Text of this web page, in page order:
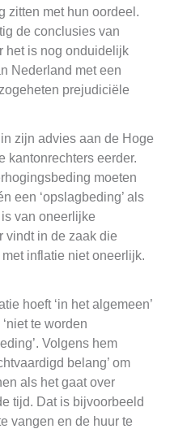
zitten met hun oordeel.
de conclusies van
het is nog onduidelijk
Nederland met een
prejudiciële
zijn advies aan de Hoge
kantonrechters eerder.
moeten
een ‘opslagbeding’ als
van oneerlijke
vindt in de zaak die
inflatie niet oneerlijk.
hoeft ‘in het algemeen’
te worden
Volgens hem
belang’ om
als het gaat over
tijd. Dat is bijvoorbeeld
vangen en de huur te